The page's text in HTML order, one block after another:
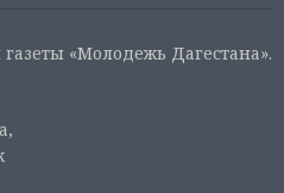
«Молодежь Дагестана».